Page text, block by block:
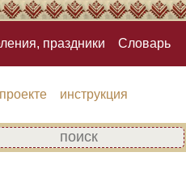
праздники Словарь
инструкция